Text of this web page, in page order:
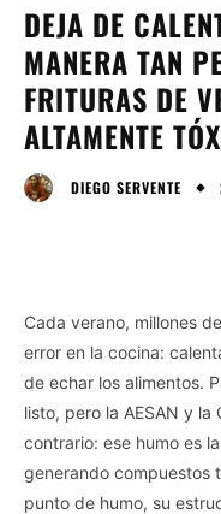
DEJA DE
MANERA TAN
FRITURAS DE
ALTAMENTE
DIEGO SERVENTE
Cada verano, millones
error en la cocina:
de echar los alimentos.
listo, pero la AESAN y
contrario: ese humo es
generando compuestos
punto de humo, su